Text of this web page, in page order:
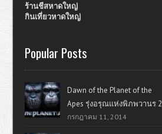
ร้านชีสหาดใหญ่
กินเที่ยวหาดใหญ่
Popular Posts
Dawn of the Planet of the
Apes รุ่งอรุณแห่งพิภพวานร 2
กรกฎาคม 11, 2014